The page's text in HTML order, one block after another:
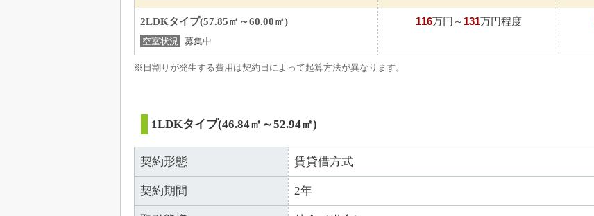
2LDKタイプ(57.85㎡～60.00㎡)
空室状況 募集中
116万円～ 131万円程度
※日割りが発生する費用は契約日によって起算方法が異なります。
1LDKタイプ(46.84㎡～52.94㎡)
契約形態 賃貸借方式
契約期間 2年